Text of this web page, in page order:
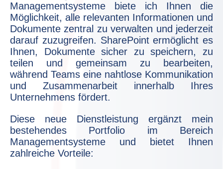
Managementsysteme biete ich Ihnen die
Möglichkeit, alle relevanten Informationen und
Dokumente zentral zu verwalten und jederzeit
darauf zuzugreifen. SharePoint ermöglicht es
Ihnen, Dokumente sicher zu speichern, zu
teilen und gemeinsam zu bearbeiten,
während Teams eine nahtlose Kommunikation
und Zusammenarbeit innerhalb Ihres
Unternehmens fördert.
Diese neue Dienstleistung ergänzt mein
bestehendes Portfolio im Bereich
Managementsysteme und bietet Ihnen
zahlreiche Vorteile: